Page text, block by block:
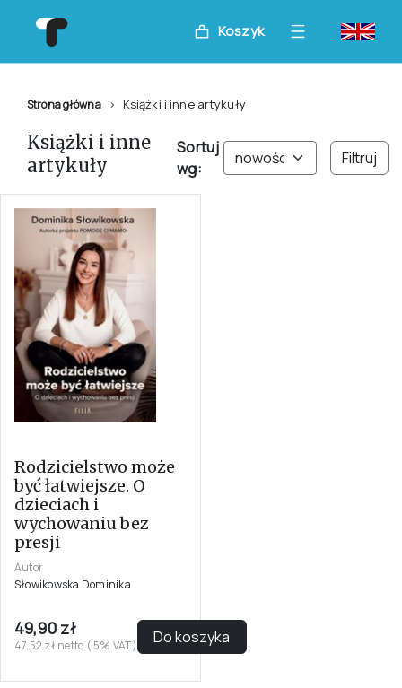
Koszyk
Strona główna Książki i inne artykuły
Książki i inne
artykuły
Sortuj
wg:
Filtruj
Rodzicielstwo może
być łatwiejsze. O
dzieciach i
wychowaniu bez
presji
Autor
Słowikowska Dominika
49,90 zł
47,52 zł netto ( 5% VAT) Do koszyka